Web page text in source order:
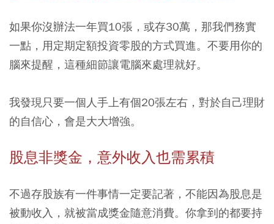
如果你沒辦法一年買10張，或存30萬，那我們務實
一點，用定期定額投資零股的方式買進。不要用你的
腦來提醒，這種細節讓電腦來處理就好。
我發現只要一個人手上有個20張左右，對於自己理財
的自信心，會是大大增強。
股息非獎金，意外收入也需累積
不過存股族有一件事情一定要記著，不能因為股息是
被動收入，就被當成獎金隨意消費。你拿到的都要持